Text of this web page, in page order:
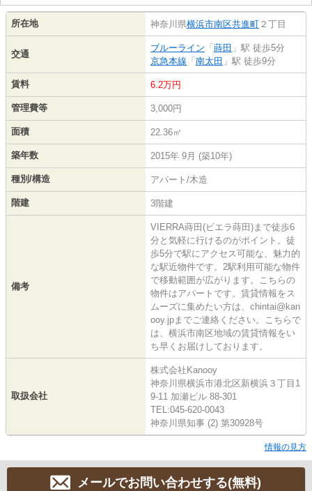
所在地 神奈川県横浜市南区共進町 ２丁目
交通
ブルーライン 「 蒔田 」駅 徒歩5分
京急本線 「 南太田 」駅 徒歩9分
賃料 6.2万円
管理費等 3,000円
面積 22.36㎡
築年数 2015年 9月 (築10年)
種別/構造 アパート/木造
階建 3階建
備考
VIERRA蒔田(ビエラ蒔田)まで徒歩6
分と気軽に行けるのがポイント。徒
歩5分で駅にアクセス可能な、魅力的
な駅近物件です。2駅利用可能な物件
で移動範囲が広がります。こちらの
物件はアパートです。賃貸情報をス
ムーズに集めたい方は、chintai@kan
ooy.jpまでご連絡ください。こちらで
は、横浜市南区地域の賃貸情報をい
ち早くお届けしております。
取扱会社
株式会社Kanooy
神奈川県横浜市港北区新横浜３丁目1
9-11 加瀬ビル 88-301
TEL:045-620-0043
神奈川県知事 (2) 第30928号
情報の見方
メールでお問い合わせする(無料)